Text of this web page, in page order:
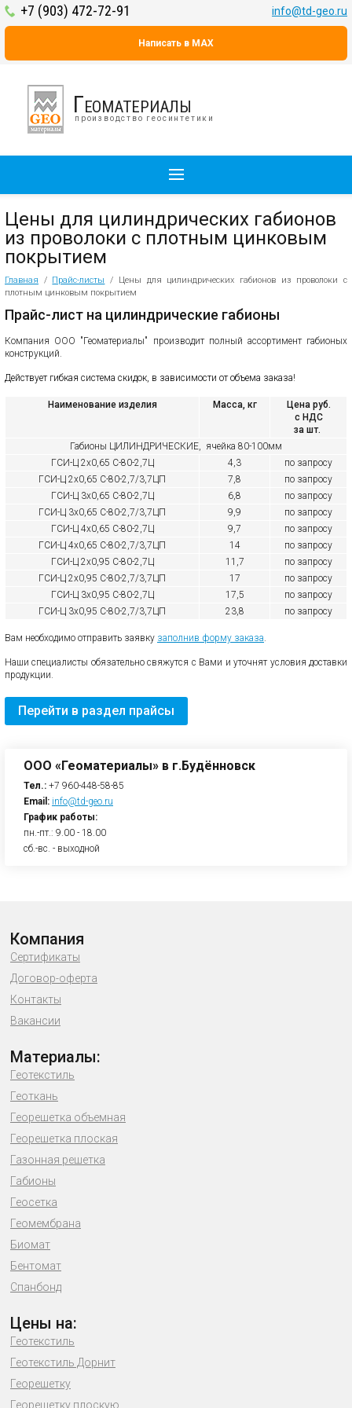
+7 (903) 472-72-91 info@td-geo.ru
Написать в MAX
Геоматериалы
производство геосинтетики
Цены для цилиндрических габионов
из проволоки с плотным цинковым
покрытием
Главная / Прайс-листы / Цены для цилиндрических габионов из проволоки с
плотным цинковым покрытием
Прайс-лист на цилиндрические габионы
Компания ООО "Геоматериалы" производит полный ассортимент габионых
конструкций.
Действует гибкая система скидок, в зависимости от объема заказа!
Наименование изделия Масса, кг
Цена руб.
с НДС
за шт.
Габионы ЦИЛИНДРИЧЕСКИЕ, ячейка 80-100мм
ГСИ-Ц 2х0,65 С-80-2,7Ц
4,3
по запросу
ГСИ-Ц 2х0,65 С-80-2,7/3,7ЦП
7,8
по запросу
ГСИ-Ц 3х0,65 С-80-2,7Ц
6,8
по запросу
ГСИ-Ц 3х0,65 С-80-2,7/3,7ЦП
9,9
по запросу
ГСИ-Ц 4х0,65 С-80-2,7Ц
9,7
по запросу
ГСИ-Ц 4х0,65 С-80-2,7/3,7ЦП
14
по запросу
ГСИ-Ц 2х0,95 С-80-2,7Ц
11,7
по запросу
ГСИ-Ц 2х0,95 С-80-2,7/3,7ЦП
17
по запросу
ГСИ-Ц 3х0,95 С-80-2,7Ц
17,5
по запросу
ГСИ-Ц 3х0,95 С-80-2,7/3,7ЦП
23,8 по запросу
Вам необходимо отправить заявку заполнив форму заказа.
Наши специалисты обязательно свяжутся с Вами и уточнят условия доставки
продукции.
Перейти в раздел прайсы
ООО «Геоматериалы» в г.Будённовск
Тел.: +7 960-448-58-85
Email: info@td-geo.ru
График работы:
пн.-пт.: 9.00 - 18.00
сб.-вс. - выходной
Компания
Сертификаты
Договор-оферта
Контакты
Вакансии
Материалы:
Геотекстиль
Геоткань
Георешетка объемная
Георешетка плоская
Газонная решетка
Габионы
Геосетка
Геомембрана
Биомат
Бентомат
Спанбонд
Цены на:
Геотекстиль
Геотекстиль Дорнит
Георешетку
Георешетку плоскую